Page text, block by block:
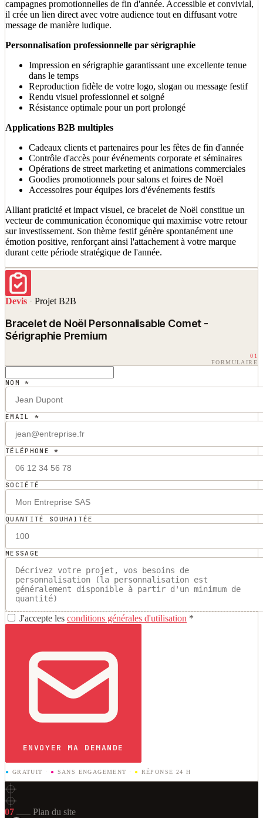
campagnes promotionnelles de fin d'année. Accessible et convivial,
il crée un lien direct avec votre audience tout en diffusant votre
message de manière ludique.
Personnalisation professionnelle par sérigraphie
Impression en sérigraphie garantissant une excellente tenue
dans le temps
Reproduction fidèle de votre logo, slogan ou message festif
Rendu visuel professionnel et soigné
Résistance optimale pour un port prolongé
Applications B2B multiples
Cadeaux clients et partenaires pour les fêtes de fin d'année
Contrôle d'accès pour événements corporate et séminaires
Opérations de street marketing et animations commerciales
Goodies promotionnels pour salons et foires de Noël
Accessoires pour équipes lors d'événements festifs
Alliant praticité et impact visuel, ce bracelet de Noël constitue un
vecteur de communication économique qui maximise votre retour
sur investissement. Son thème festif génère spontanément une
émotion positive, renforçant ainsi l'attachement à votre marque
durant cette période stratégique de l'année.
Devis · Projet B2B
Bracelet de Noël Personnalisable Comet -
Sérigraphie Premium
01
FORMULAIRE
NOM *
EMAIL *
TÉLÉPHONE *
SOCIÉTÉ
QUANTITÉ SOUHAITÉE
MESSAGE
J'accepte les conditions générales d'utilisation *
ENVOYER MA DEMANDE
● GRATUIT · ● SANS ENGAGEMENT · ● RÉPONSE 24 H
07 Plan du site